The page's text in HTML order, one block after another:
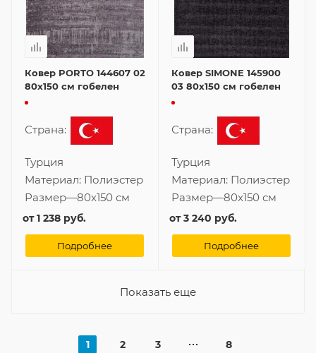
Ковер PORTO 144607 02
80x150 см гобелен
Страна:
Турция
Материал: Полиэстер
Размер—80x150 см
от1 238 руб.
Подробнее
Ковер SIMONE 145900
03 80x150 см гобелен
Страна:
Турция
Материал: Полиэстер
Размер—80x150 см
от3 240 руб.
Подробнее
Показать еще
1 2 3 8